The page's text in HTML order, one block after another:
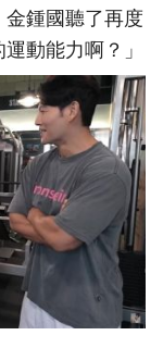
鍾國聽了再度
動能力啊？」